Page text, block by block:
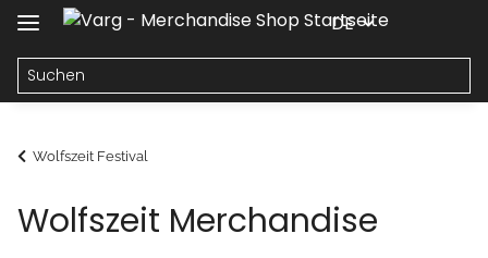
DE
Wolfszeit Festival
Wolfszeit Merchandise